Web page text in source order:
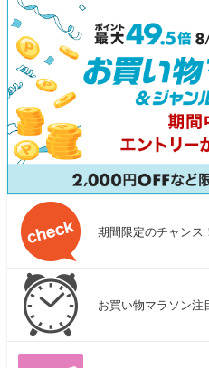
期間限定のチャンス
お買い物マラソン注